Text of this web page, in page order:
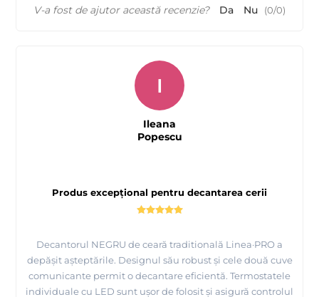
V-a fost de ajutor această recenzie? Da Nu (0/0)
Produs excepțional pentru decantarea cerii
Decantorul NEGRU de ceară traditională Linea·PRO a
depășit așteptările. Designul său robust și cele două cuve
comunicante permit o decantare eficientă. Termostatele
individuale cu LED sunt ușor de folosit și asigură controlul
I
Ileana
Popescu